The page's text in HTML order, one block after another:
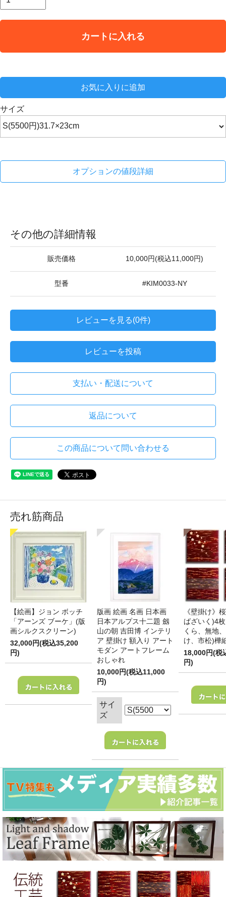
カートに入れる
お気に入りに追加
サイズ
オプションの値段詳細
その他の詳細情報
販売価格 10,000円(税込11,000円)
型番 #KIM0033-NY
レビューを見る(0件)
レビューを投稿
支払い・配送について
返品について
この商品について問い合わせる
売れ筋商品
【絵画】ジョン ボッチ
「アーンズ ブーケ」(版
画シルクスクリーン)
32,000円(税込35,200
円)
版画 絵画 名画 日本画
日本アルプス十二題 劔
山の朝 吉田博 インテリ
ア 壁掛け 額入り アート
モダン アートフレーム
おしゃれ
10,000円(税込11,000
円)
サイ
ズ
《壁掛け》
ばざいく)4
くら、無地
け、市松)樺
18,000円(税
円)